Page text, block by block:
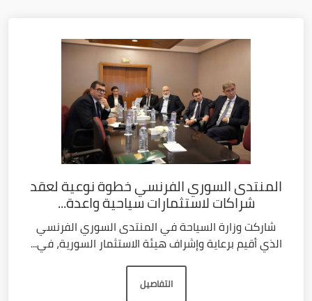
المنتدى السوري الفرنسي خطوة نوعية لعقد
شراكات لاستثمارات سياحية واعدة...
شاركت وزارة السياحة في المنتدى السوري الفرنسي
الذي أقيم برعاية وإشراف هيئة الاستثمار السورية، في...
التفاصيل